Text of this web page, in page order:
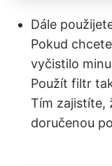
Dále
Pokud
vyčistilo
Použít filtr
Tím zajistíte,
doručenou